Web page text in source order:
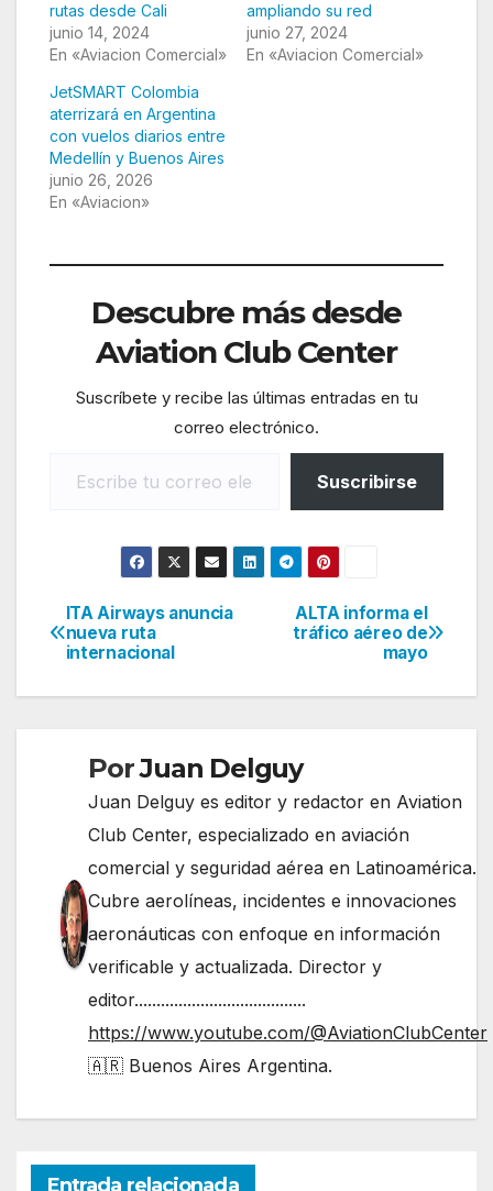
rutas desde Cali
junio 14, 2024
En «Aviacion Comercial»
ampliando su red
junio 27, 2024
En «Aviacion Comercial»
JetSMART Colombia
aterrizará en Argentina
con vuelos diarios entre
Medellín y Buenos Aires
junio 26, 2026
En «Aviacion»
Descubre más desde
Aviation Club Center
Suscríbete y recibe las últimas entradas en tu
correo electrónico.
Suscribirse
Navegación
de
ALTA informa el
tráfico aéreo de
mayo
ITA Airways anuncia
nueva ruta
internacional
PorJuan Delguy
Juan Delguy es editor y redactor en Aviation
Club Center, especializado en aviación
comercial y seguridad aérea en Latinoamérica.
Cubre aerolíneas, incidentes e innovaciones
aeronáuticas con enfoque en información
verificable y actualizada. Director y
editor.......................................
https://www.youtube.com/@AviationClubCenter
🇦🇷 Buenos Aires Argentina.
Entrada relacionada